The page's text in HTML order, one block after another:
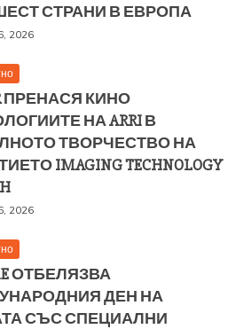
СТРАНИ В ЕВРОПА
2026
ПРЕНАСЯ КИНО
НА ARRI В
ТВОРЧЕСТВО НА
IMAGING TECHNOLOGY
2026
ОТБЕЛЯЗВА
ДЕН НА
СЪС СПЕЦИАЛНИ